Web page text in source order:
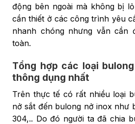
động bên ngoài mà không bị
cần thiết ở các công trình yêu
nhanh chóng nhưng vẫn cần
toàn.
Tổng hợp các loại
thông dụng nhất
Trên thực tế có rất nhiều loại
nở sắt đến bulong nở inox như
304,.. Do đó người ta đã chia